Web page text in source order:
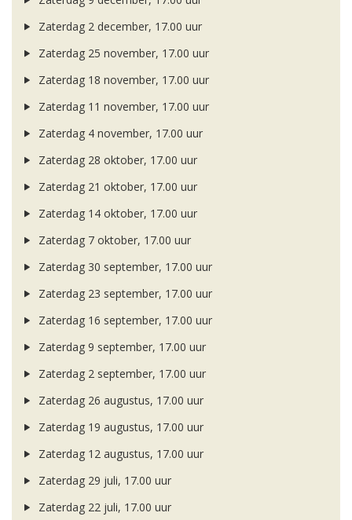
Zaterdag 2 december, 17.00 uur
Zaterdag 25 november, 17.00 uur
Zaterdag 18 november, 17.00 uur
Zaterdag 11 november, 17.00 uur
Zaterdag 4 november, 17.00 uur
Zaterdag 28 oktober, 17.00 uur
Zaterdag 21 oktober, 17.00 uur
Zaterdag 14 oktober, 17.00 uur
Zaterdag 7 oktober, 17.00 uur
Zaterdag 30 september, 17.00 uur
Zaterdag 23 september, 17.00 uur
Zaterdag 16 september, 17.00 uur
Zaterdag 9 september, 17.00 uur
Zaterdag 2 september, 17.00 uur
Zaterdag 26 augustus, 17.00 uur
Zaterdag 19 augustus, 17.00 uur
Zaterdag 12 augustus, 17.00 uur
Zaterdag 29 juli, 17.00 uur
Zaterdag 22 juli, 17.00 uur